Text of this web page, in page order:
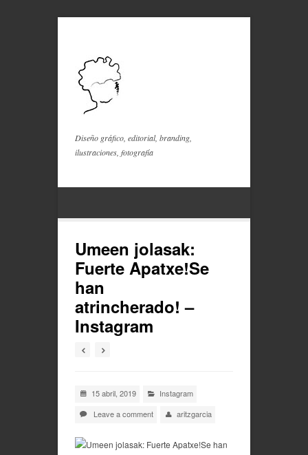
Diseño gráfico, editorial, branding,
ilustraciones, fotografía
Umeen jolasak:
Fuerte Apatxe!Se
han
atrincherado! –
Instagram
15 abril, 2019
Instagram
Leave a comment
aritzgarcia